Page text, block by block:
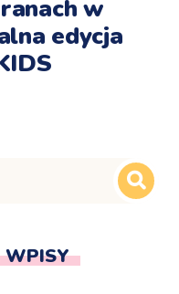
w
edycja
WPISY